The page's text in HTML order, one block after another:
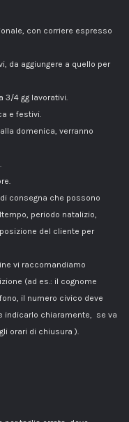
con corriere espresso
da aggiungere a quello per
3/4 gg lavorativi.
e festivi.
domenica, verranno
consegna che possono
periodo natalizio,
del cliente per
vi raccomandiamo
(ad es.: il cognome
il numero civico deve
indicarlo chiaramente, se va
orari di chiusura ).